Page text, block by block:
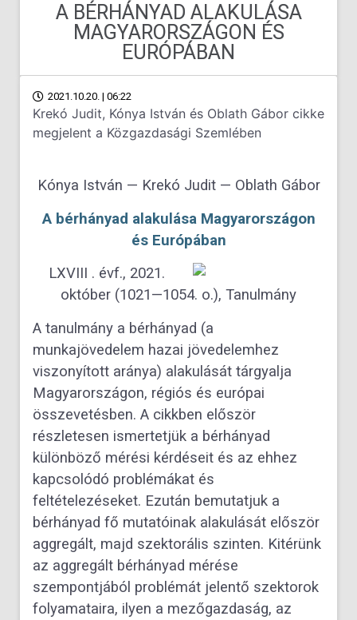
A BÉRHÁNYAD ALAKULÁSA
MAGYARORSZÁGON ÉS
EURÓPÁBAN
2021.10.20. | 06:22
Krekó Judit, Kónya István és Oblath Gábor cikke
megjelent a Közgazdasági Szemlében
Kónya István — Krekó Judit — Oblath Gábor
A bérhányad alakulása Magyarországon
és Európában
LXVIII . évf., 2021.
október (1021—1054. o.), Tanulmány
A tanulmány a bérhányad (a
munkajövedelem hazai jövedelemhez
viszonyított aránya) alakulását tárgyalja
Magyarországon, régiós és európai
összevetésben. A cikkben először
részletesen ismertetjük a bérhányad
különböző mérési kérdéseit és az ehhez
kapcsolódó problémákat és
feltételezéseket. Ezután bemutatjuk a
bérhányad fő mutatóinak alakulását először
aggregált, majd szektorális szinten. Kitérünk
az aggregált bérhányad mérése
szempontjából problémát jelentő szektorok
folyamataira, ilyen a mezőgazdaság, az